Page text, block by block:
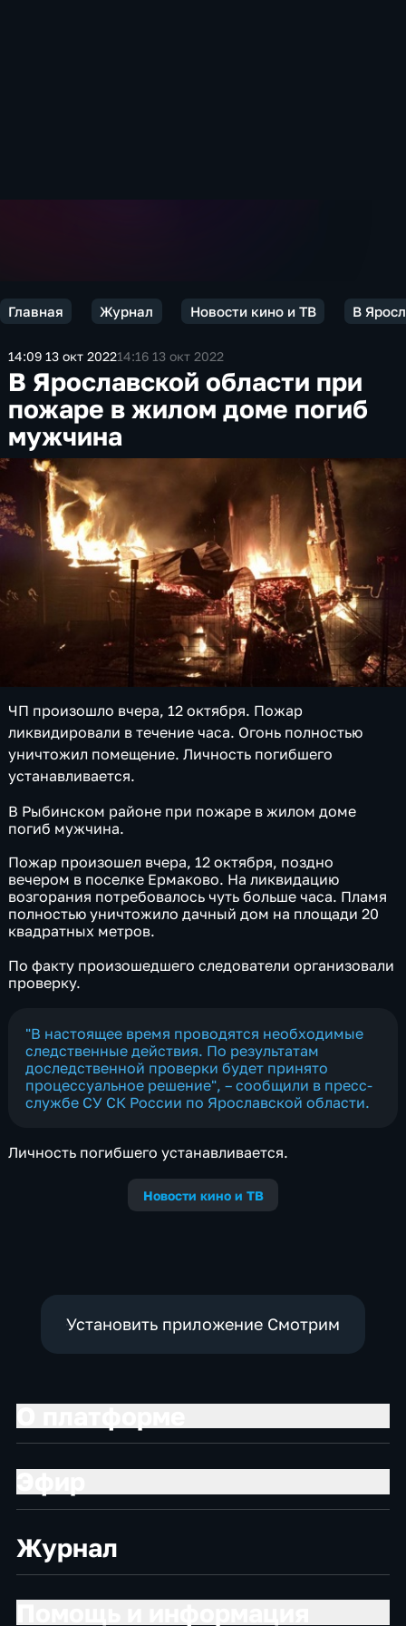
Главная Журнал Новости кино и ТВ В
14:09 13 окт 202214:16 13 окт 2022
В Ярославской области при
пожаре в жилом доме погиб
мужчина
ЧП произошло вчера, 12 октября. Пожар
ликвидировали в течение часа. Огонь полностью
уничтожил помещение. Личность погибшего
устанавливается.
В Рыбинском районе при пожаре в жилом доме
погиб мужчина.
Пожар произошел вчера, 12 октября, поздно
вечером в поселке Ермаково. На ликвидацию
возгорания потребовалось чуть больше часа. Пламя
полностью уничтожило дачный дом на площади 20
квадратных метров.
По факту произошедшего следователи организовали
проверку.
"В настоящее время проводятся необходимые
следственные действия. По результатам
доследственной проверки будет принято
процессуальное решение", – сообщили в пресс-
службе СУ СК России по Ярославской области.
Личность погибшего устанавливается.
Новости кино и ТВ
Установить приложение Смотрим
Журнал